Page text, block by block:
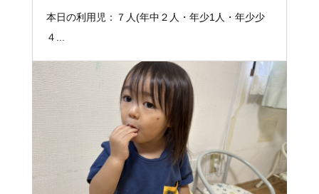
本日の利用児：７人(年中２人・年少1人・年少少
４...